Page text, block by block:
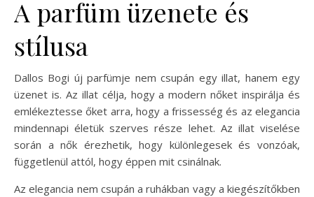
A parfüm üzenete és
stílusa
Dallos Bogi új parfümje nem csupán egy illat, hanem egy
üzenet is. Az illat célja, hogy a modern nőket inspirálja és
emlékeztesse őket arra, hogy a frissesség és az elegancia
mindennapi életük szerves része lehet. Az illat viselése
során a nők érezhetik, hogy különlegesek és vonzóak,
függetlenül attól, hogy éppen mit csinálnak.
Az elegancia nem csupán a ruhákban vagy a kiegészítőkben